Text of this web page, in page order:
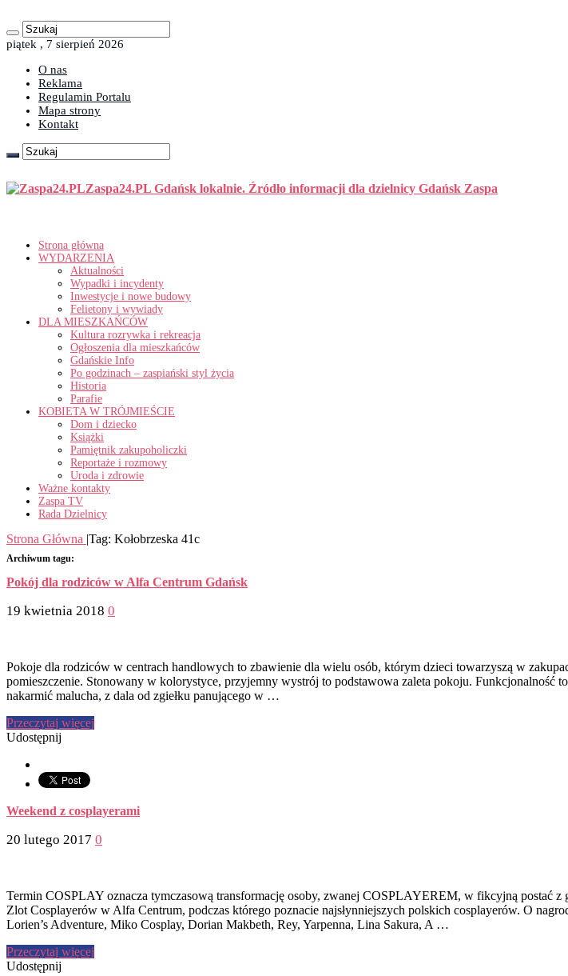
piątek , 7 sierpień 2026
O nas
Reklama
Regulamin Portalu
Mapa strony
Kontakt
Zaspa24.PL Gdańsk lokalnie. Źródło informacji dla dzielnicy Gdańsk Zaspa
Strona główna
WYDARZENIA
Aktualności
Wypadki i incydenty
Inwestycje i nowe budowy
Felietony i wywiady
DLA MIESZKAŃCÓW
Kultura rozrywka i rekreacja
Ogłoszenia dla mieszkańców
Gdańskie Info
Po godzinach – zaspiański styl życia
Historia
Parafie
KOBIETA W TRÓJMIEŚCIE
Dom i dziecko
Książki
Pamiętnik zakupoholiczki
Reportaże i rozmowy
Uroda i zdrowie
Ważne kontakty
Zaspa TV
Rada Dzielnicy
Strona Główna |Tag: Kołobrzeska 41c
Archiwum tagu:
Pokój dla rodziców w Alfa Centrum Gdańsk
19 kwietnia 2018 0
Pokoje dla rodziców w centrach handlowych to zbawienie dla wielu osób, którym dzieci towarzyszą w
pomieszczenie. Stonowany w kolorystyce, przyjemny wystrój to podstawowa zaleta pokoju.
nakarmić malucha, z dala od zgiełku panującego w …
Przeczytaj więcej
Udostępnij
Weekend z cosplayerami
20 lutego 2017 0
Termin COSPLAY oznacza tymczasową transformację osoby, zwanej COSPLAYEREM, w fikcyjną postać
Zlot Cosplayerów w Alfa Centrum, podczas którego poznacie najsłynniejszych polskich cosplayerów. O
Lorien’s Adventure, Miko Cosplay, Dorian Makbeth, Rey, Yarpenna, Lina Sakura, A …
Przeczytaj więcej
Udostępnij